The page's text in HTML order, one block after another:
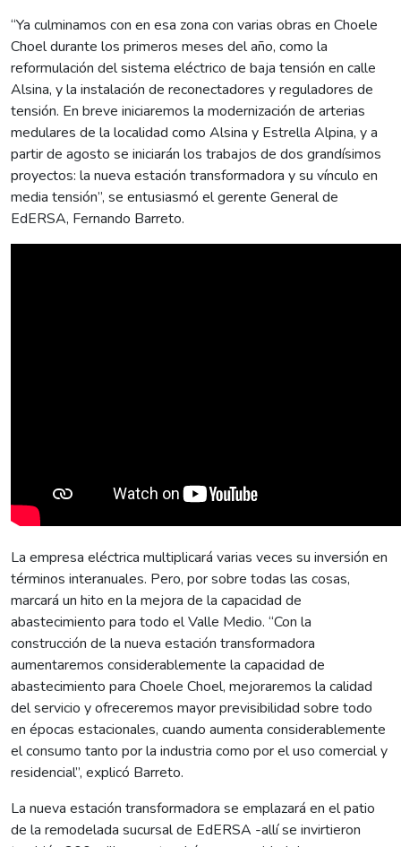
“Ya culminamos con en esa zona con varias obras en Choele
Choel durante los primeros meses del año, como la
reformulación del sistema eléctrico de baja tensión en calle
Alsina, y la instalación de reconectadores y reguladores de
tensión. En breve iniciaremos la modernización de arterias
medulares de la localidad como Alsina y Estrella Alpina, y a
partir de agosto se iniciarán los trabajos de dos grandísimos
proyectos: la nueva estación transformadora y su vínculo en
media tensión”, se entusiasmó el gerente General de
EdERSA, Fernando Barreto.
La empresa eléctrica multiplicará varias veces su inversión en
términos interanuales. Pero, por sobre todas las cosas,
marcará un hito en la mejora de la capacidad de
abastecimiento para todo el Valle Medio. “Con la
construcción de la nueva estación transformadora
aumentaremos considerablemente la capacidad de
abastecimiento para Choele Choel, mejoraremos la calidad
del servicio y ofreceremos mayor previsibilidad sobre todo
en épocas estacionales, cuando aumenta considerablemente
el consumo tanto por la industria como por el uso comercial y
residencial”, explicó Barreto.
La nueva estación transformadora se emplazará en el patio
de la remodelada sucursal de EdERSA -allí se invirtieron